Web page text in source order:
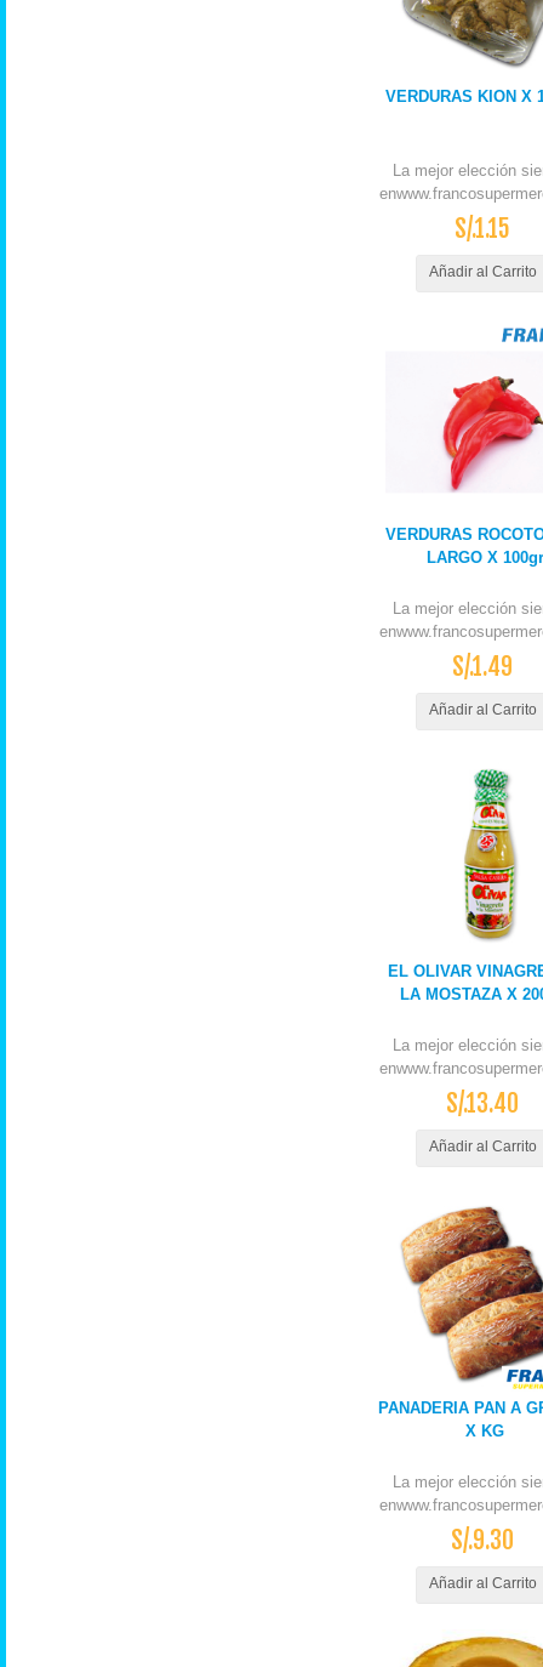
VERDURAS KION X
La mejor elección
S/.1.15
Añadir al Carrito
VERDURAS
LARGO X 100gr
La mejor elección
S/.1.49
Añadir al Carrito
EL OLIVAR
LA MOSTAZA X
La mejor elección
S/.13.40
Añadir al Carrito
PANADERIA PAN A
X KG
La mejor elección
S/.9.30
Añadir al Carrito